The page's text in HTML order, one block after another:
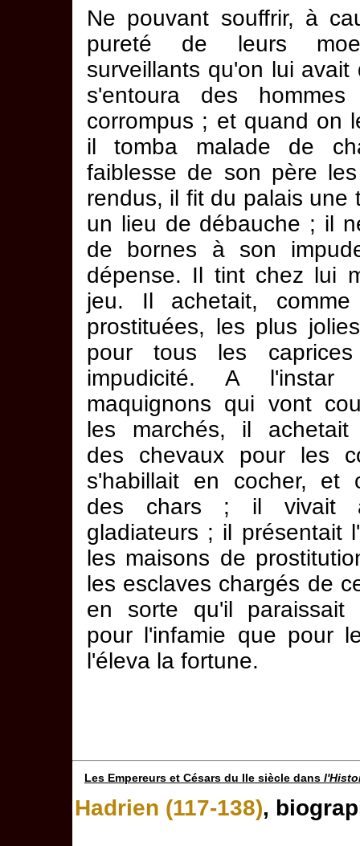
Ne pouvant souffrir, à
pureté de leurs
surveillants qu'on lui avait
s'entoura des
corrompus ; et quand on
il tomba malade de
faiblesse de son père
rendus, il fit du palais une
un lieu de débauche ; il
de bornes à son
dépense. Il tint chez lui
jeu. Il achetait,
prostituées, les plus
pour tous les
impudicité. A
maquignons qui vont
les marchés, il achetait
des chevaux pour les
s'habillait en cocher, et
des chars ; il vivait
gladiateurs ; il présentait
les maisons de
les esclaves chargés de
en sorte qu'il paraissait
pour l'infamie que pour
l'éleva la fortune.
Les Empereurs et Césars du IIe siècle dans
Hadrien (117-138),